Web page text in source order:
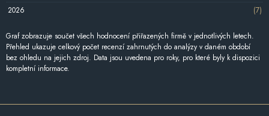
2026
(7)
Graf zobrazuje součet všech hodnocení přiřazených firmě v jednotlivých letech.
Přehled ukazuje celkový počet recenzí zahrnutých do analýzy v daném období
bez ohledu na jejich zdroj. Data jsou uvedena pro roky, pro které byly k dispozici
kompletní informace.